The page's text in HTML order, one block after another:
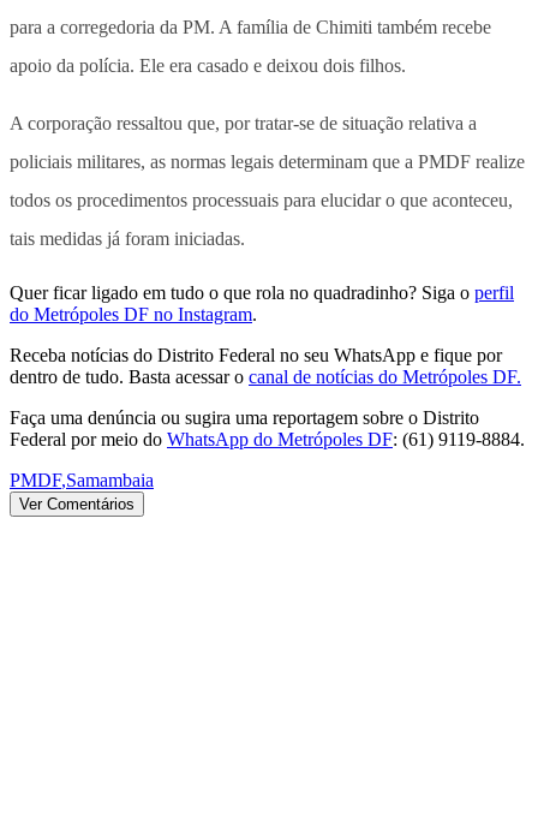
para a corregedoria da PM. A família de Chimiti também recebe
apoio da polícia. Ele era casado e deixou dois filhos.
A corporação ressaltou que, por tratar-se de situação relativa a
policiais militares, as normas legais determinam que a PMDF realize
todos os procedimentos processuais para elucidar o que aconteceu,
tais medidas já foram iniciadas.
Quer ficar ligado em tudo o que rola no quadradinho? Siga o perfil
do Metrópoles DF no Instagram.
Receba notícias do Distrito Federal no seu WhatsApp e fique por
dentro de tudo. Basta acessar o canal de notícias do Metrópoles DF.
Faça uma denúncia ou sugira uma reportagem sobre o Distrito
Federal por meio do WhatsApp do Metrópoles DF: (61) 9119-8884.
PMDF,Samambaia
Ver Comentários